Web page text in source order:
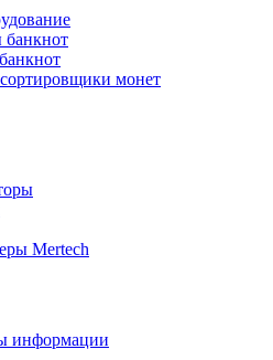
банкнот
монет
Mertech
информации